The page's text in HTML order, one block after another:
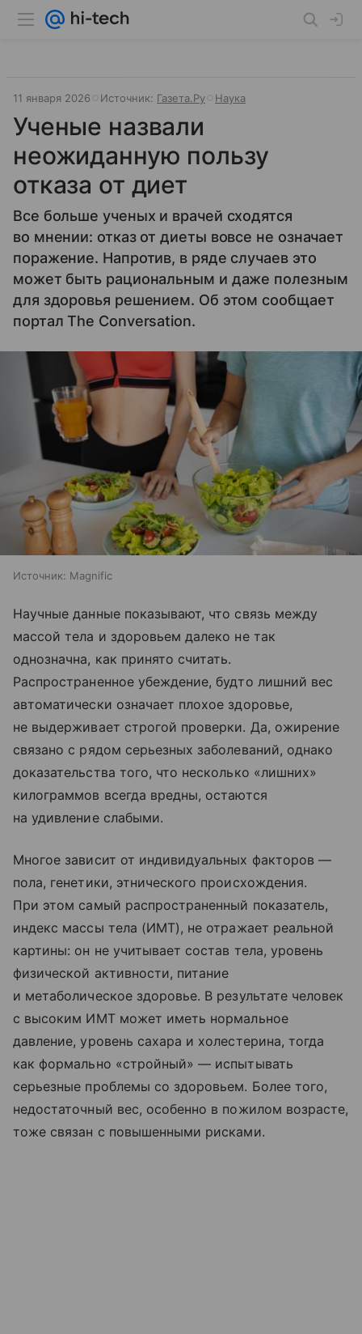
11 января 2026 Источник: Газета.Ру Наука
Ученые назвали
неожиданную пользу
отказа от диет
Все больше ученых и врачей сходятся
во мнении: отказ от диеты вовсе не означает
поражение. Напротив, в ряде случаев это
может быть рациональным и даже полезным
для здоровья решением. Об этом сообщает
портал The Conversation.
Источник: Magnific
Научные данные показывают, что связь между
массой тела и здоровьем далеко не так
однозначна, как принято считать.
Распространенное убеждение, будто лишний вес
автоматически означает плохое здоровье,
не выдерживает строгой проверки. Да, ожирение
связано с рядом серьезных заболеваний, однако
доказательства того, что несколько «лишних»
килограммов всегда вредны, остаются
на удивление слабыми.
Многое зависит от индивидуальных факторов —
пола, генетики, этнического происхождения.
При этом самый распространенный показатель,
индекс массы тела (ИМТ), не отражает реальной
картины: он не учитывает состав тела, уровень
физической активности, питание
и метаболическое здоровье. В результате человек
с высоким ИМТ может иметь нормальное
давление, уровень сахара и холестерина, тогда
как формально «стройный» — испытывать
серьезные проблемы со здоровьем. Более того,
недостаточный вес, особенно в пожилом возрасте,
тоже связан с повышенными рисками.